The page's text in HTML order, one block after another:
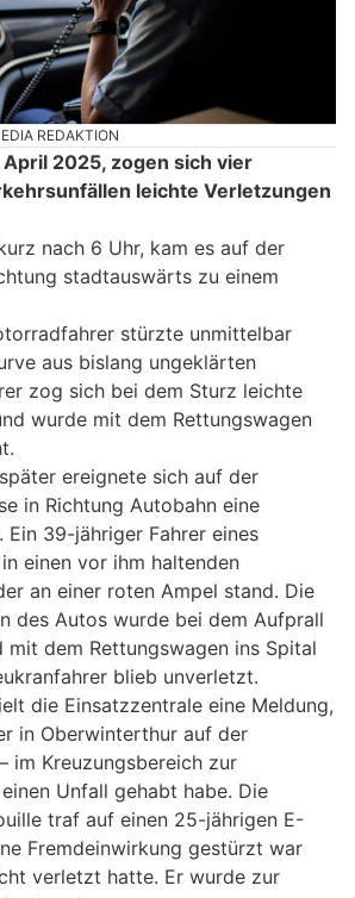
REDAKTION
2025, zogen sich vier
leichte Verletzungen
nach 6 Uhr, kam es auf der
stadtauswärts zu einem
stürzte unmittelbar
aus bislang ungeklärten
zog sich bei dem Sturz leichte
wurde mit dem Rettungswagen
ereignete sich auf der
in Richtung Autobahn eine
39-jähriger Fahrer eines
einen vor ihm haltenden
an einer roten Ampel stand. Die
des Autos wurde bei dem Aufprall
dem Rettungswagen ins Spital
blieb unverletzt.
die Einsatzzentrale eine Meldung,
in Oberwinterthur auf der
im Kreuzungsbereich zur
Unfall gehabt habe. Die
traf auf einen 25-jährigen E-
Fremdeinwirkung gestürzt war
verletzt hatte. Er wurde zur